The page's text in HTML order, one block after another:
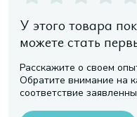
У этого товара
можете стать
Расскажите о своем
Обратите внимание на
соответствие